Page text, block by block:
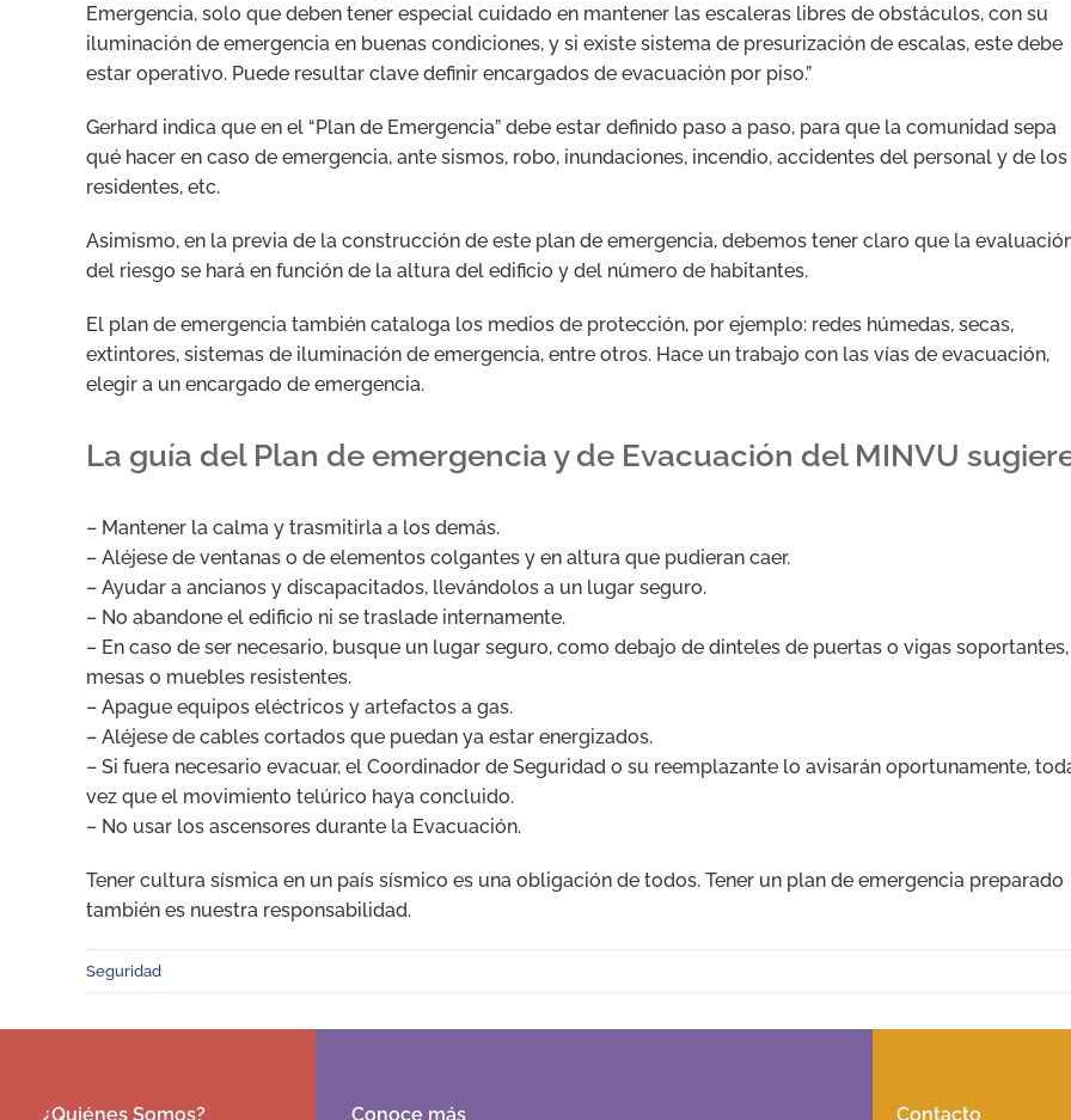
Emergencia, solo que deben tener especial cuidado en mantener las escaleras libres de obstáculos, con su
iluminación de emergencia en buenas condiciones, y si existe sistema de presurización de escalas, este debe
estar operativo. Puede resultar clave definir encargados de evacuación por piso.”
Gerhard indica que en el “Plan de Emergencia” debe estar definido paso a paso, para que la comunidad sepa
qué hacer en caso de emergencia, ante sismos, robo, inundaciones, incendio, accidentes del personal y de los
residentes, etc.
Asimismo, en la previa de la construcción de este plan de emergencia, debemos tener claro que la
del riesgo se hará en función de la altura del edificio y del número de habitantes.
El plan de emergencia también cataloga los medios de protección, por ejemplo: redes húmedas, secas,
extintores, sistemas de iluminación de emergencia, entre otros. Hace un trabajo con las vías de evacuación,
elegir a un encargado de emergencia.
La guía del Plan de emergencia y de Evacuación del MINVU
– Mantener la calma y trasmitirla a los demás.
– Aléjese de ventanas o de elementos colgantes y en altura que pudieran caer.
– Ayudar a ancianos y discapacitados, llevándolos a un lugar seguro.
– No abandone el edificio ni se traslade internamente.
– En caso de ser necesario, busque un lugar seguro, como debajo de dinteles de puertas o vigas soportantes,
mesas o muebles resistentes.
– Apague equipos eléctricos y artefactos a gas.
– Aléjese de cables cortados que puedan ya estar energizados.
– Si fuera necesario evacuar, el Coordinador de Seguridad o su reemplazante lo avisarán oportunamente,
vez que el movimiento telúrico haya concluido.
– No usar los ascensores durante la Evacuación.
Tener cultura sísmica en un país sísmico es una obligación de todos. Tener un plan de emergencia preparado
también es nuestra responsabilidad.
Seguridad
¿Quiénes Somos? Conoce más Contacto